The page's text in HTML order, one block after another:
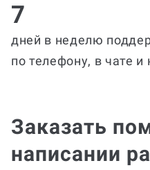
7
дней в неделю
по телефону, в чате и
Заказать
написании